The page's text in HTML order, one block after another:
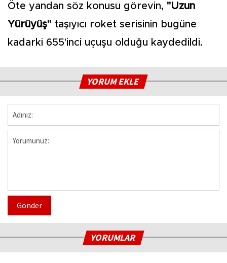
Öte yandan söz konusu görevin, "Uzun
Yürüyüş" taşıyıcı roket serisinin bugüne
kadarki 655'inci uçuşu olduğu kaydedildi.
YORUM EKLE
Gönder
YORUMLAR